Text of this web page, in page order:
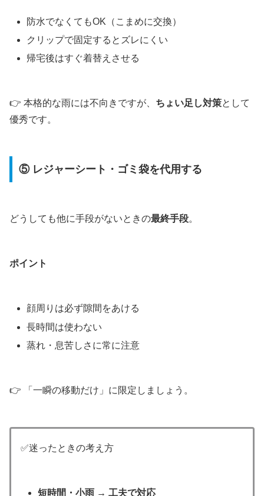
防水でなくてもOK（こまめに交換）
クリップで固定するとズレにくい
帰宅後はすぐ着替えさせる
👉 本格的な雨には不向きですが、 ちょい足し対策として
優秀です。
⑤ レジャーシート・ゴミ袋を代用する
どうしても他に手段がないときの最終手段。
ポイント
顔周りは必ず隙間をあける
長時間は使わない
蒸れ・息苦しさに常に注意
👉 「一瞬の移動だけ」に限定しましょう。
✅迷ったときの考え方
短時間・小雨 → 工夫で対応